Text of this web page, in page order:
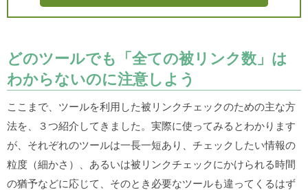
どのツールでも「全ての被リンク数」は
わからないのに注意しよう
ここまで、ツールを利用した被リンクチェックのための主な方
法を、３つ紹介してきました。実際に使ってみるとわかります
が、それぞれのツールは一長一短あり、チェックしたい情報の
粒度（細かさ）、あるいは被リンクチェックにかけられる時間
の猶予などに応じて、そのとき必要なツールも違ってくるはず